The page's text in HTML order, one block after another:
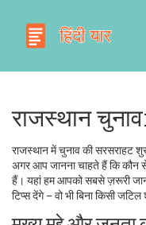
राजस्थान
राजस्थान में चुनाव की सरसराहट
अगर आप जानना चाहते हैं कि कौन
हैं। यहां हम आपको सबसे ज़रूरी
टिप्स देंगे – वो भी बिना किसी